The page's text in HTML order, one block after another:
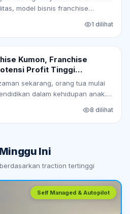
model bisnis franchise
1 dilihat
Kumon, Franchise
Profit Tinggi
sekarang, orang tua mulai
dalam kehidupan anak.
8 dilihat
Ini
traction tertinggi
Self Managed & Autopilot